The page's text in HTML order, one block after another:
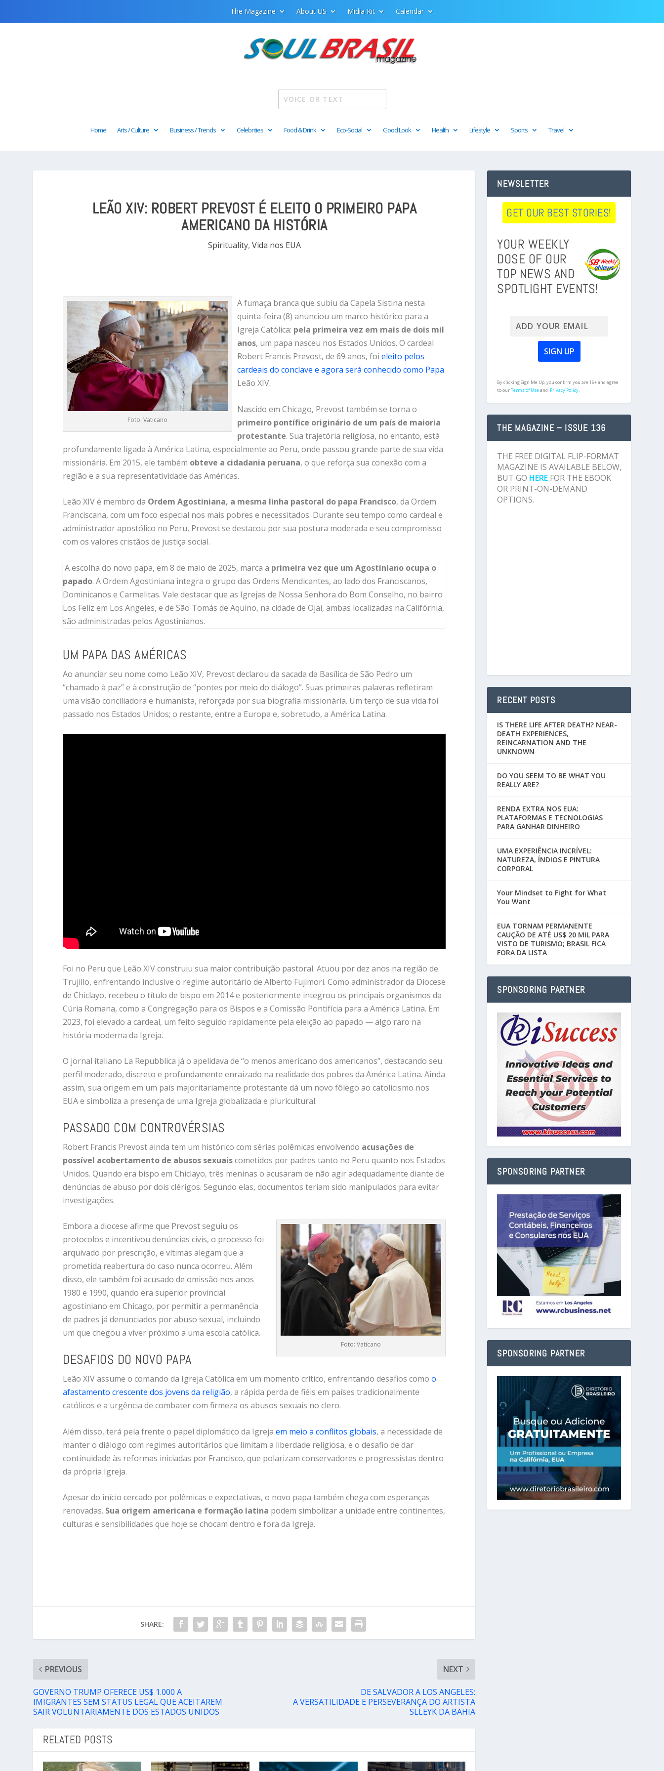
The Magazine About US Midia Kit Calendar
Home Arts / Culture Business / Trends Celebrities Food & Drink Eco-Social Good Look Health Lifestyle Sports Travel
LEÃO XIV: ROBERT PREVOST É ELEITO O PRIMEIRO PAPA
AMERICANO DA HISTÓRIA
Spirituality, Vida nos EUA
Foto: Vaticano
A fumaça branca que subiu da Capela Sistina nesta
quinta-feira (8) anunciou um marco histórico para a
Igreja Católica: pela primeira vez em mais de dois mil
anos, um papa nasceu nos Estados Unidos. O cardeal
Robert Francis Prevost, de 69 anos, foi eleito pelos
cardeais do conclave e agora será conhecido como Papa
Leão XIV.
Nascido em Chicago, Prevost também se torna o
primeiro pontífice originário de um país de maioria
protestante. Sua trajetória religiosa, no entanto, está
profundamente ligada à América Latina, especialmente ao Peru, onde passou grande parte de sua vida
missionária. Em 2015, ele também obteve a cidadania peruana, o que reforça sua conexão com a
região e a sua representatividade das Américas.
Leão XIV é membro da Ordem Agostiniana, a mesma linha pastoral do papa Francisco, da Ordem
Franciscana, com um foco especial nos mais pobres e necessitados. Durante seu tempo como cardeal e
administrador apostólico no Peru, Prevost se destacou por sua postura moderada e seu compromisso
com os valores cristãos de justiça social.
A escolha do novo papa, em 8 de maio de 2025, marca a primeira vez que um Agostiniano ocupa o
papado. A Ordem Agostiniana integra o grupo das Ordens Mendicantes, ao lado dos Franciscanos,
Dominicanos e Carmelitas. Vale destacar que as Igrejas de Nossa Senhora do Bom Conselho, no bairro
Los Feliz em Los Angeles, e de São Tomás de Aquino, na cidade de Ojai, ambas localizadas na Califórnia,
são administradas pelos Agostinianos.
UM PAPA DAS AMÉRICAS
Ao anunciar seu nome como Leão XIV, Prevost declarou da sacada da Basílica de São Pedro um
“chamado à paz” e à construção de “pontes por meio do diálogo”. Suas primeiras palavras refletiram
uma visão conciliadora e humanista, reforçada por sua biografia missionária. Um terço de sua vida foi
passado nos Estados Unidos; o restante, entre a Europa e, sobretudo, a América Latina.
Foi no Peru que Leão XIV construiu sua maior contribuição pastoral. Atuou por dez anos na região de
Trujillo, enfrentando inclusive o regime autoritário de Alberto Fujimori. Como administrador da Diocese
de Chiclayo, recebeu o título de bispo em 2014 e posteriormente integrou os principais organismos da
Cúria Romana, como a Congregação para os Bispos e a Comissão Pontifícia para a América Latina. Em
2023, foi elevado a cardeal, um feito seguido rapidamente pela eleição ao papado — algo raro na
história moderna da Igreja.
O jornal italiano La Repubblica já o apelidava de “o menos americano dos americanos”, destacando seu
perfil moderado, discreto e profundamente enraizado na realidade dos pobres da América Latina. Ainda
assim, sua origem em um país majoritariamente protestante dá um novo fôlego ao catolicismo nos
EUA e simboliza a presença de uma Igreja globalizada e pluricultural.
PASSADO COM CONTROVÉRSIAS
Robert Francis Prevost ainda tem um histórico com sérias polêmicas envolvendo acusações de
possível acobertamento de abusos sexuaiscometidos por padres tanto no Peru quanto nos Estados
Unidos. Quando era bispo em Chiclayo, três meninas o acusaram de não agir adequadamente diante de
denúncias de abuso por dois clérigos. Segundo elas, documentos teriam sido manipulados para evitar
investigações.
Foto: Vaticano
Embora a diocese afirme que Prevost seguiu os
protocolos e incentivou denúncias civis, o processo foi
arquivado por prescrição, e vítimas alegam que a
prometida reabertura do caso nunca ocorreu. Além
disso, ele também foi acusado de omissão nos anos
1980 e 1990, quando era superior provincial
agostiniano em Chicago, por permitir a permanência
de padres já denunciados por abuso sexual, incluindo
um que chegou a viver próximo a uma escola católica.
DESAFIOS DO NOVO PAPA
Leão XIV assume o comando da Igreja Católica em um momento crítico, enfrentando desafios comoo
afastamento crescente dos jovens da religião, a rápida perda de fiéis em países tradicionalmente
católicos e a urgência de combater com firmeza os abusos sexuais no clero.
Além disso, terá pela frente o papel diplomático da Igrejaem meio a conflitos globais, a necessidade de
manter o diálogo com regimes autoritários que limitam a liberdade religiosa, e o desafio de dar
continuidade às reformas iniciadas por Francisco, que polarizam conservadores e progressistas dentro
da própria Igreja.
Apesar do início cercado por polêmicas e expectativas, o novo papa também chega com esperanças
renovadas. Sua origem americana e formação latina podem simbolizar a unidade entre continentes,
culturas e sensibilidades que hoje se chocam dentro e fora da Igreja.
SHARE:
PREVIOUS
GOVERNO TRUMP OFERECE US$ 1.000 A
IMIGRANTES SEM STATUS LEGAL QUE ACEITAREM
SAIR VOLUNTARIAMENTE DOS ESTADOS UNIDOS
NEXT
DE SALVADOR A LOS ANGELES:
A VERSATILIDADE E PERSEVERANÇA DO ARTISTA
SLLEYK DA BAHIA
RELATED POSTS
NEWSLETTER
GET OUR BEST STORIES!
YOUR WEEKLY
DOSE OF OUR
TOP NEWS AND
SPOTLIGHT EVENTS!
By clicking Sign Me Up, you confirm you are 16+ and agree
to ourTerms of Useand Privacy Policy.
THE MAGAZINE – ISSUE 136
THE FREE DIGITAL FLIP-FORMAT
MAGAZINE IS AVAILABLE BELOW,
BUT GO HERE FOR THE EBOOK
OR PRINT-ON-DEMAND
OPTIONS.
RECENT POSTS
IS THERE LIFE AFTER DEATH? NEAR-
DEATH EXPERIENCES,
REINCARNATION AND THE
UNKNOWN
DO YOU SEEM TO BE WHAT YOU
REALLY ARE?
RENDA EXTRA NOS EUA:
PLATAFORMAS E TECNOLOGIAS
PARA GANHAR DINHEIRO
UMA EXPERIÊNCIA INCRÍVEL:
NATUREZA, ÍNDIOS E PINTURA
CORPORAL
Your Mindset to Fight for What
You Want
EUA TORNAM PERMANENTE
CAUÇÃO DE ATÉ US$ 20 MIL PARA
VISTO DE TURISMO; BRASIL FICA
FORA DA LISTA
SPONSORING PARTNER
SPONSORING PARTNER
SPONSORING PARTNER